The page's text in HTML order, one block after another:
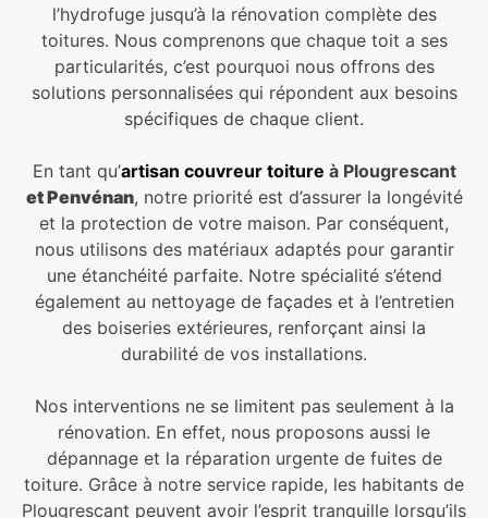
l’hydrofuge jusqu’à la rénovation complète des
toitures. Nous comprenons que chaque toit a ses
particularités, c’est pourquoi nous offrons des
solutions personnalisées qui répondent aux besoins
spécifiques de chaque client.
En tant qu’artisan couvreur toiture à Plougrescant
et Penvénan, notre priorité est d’assurer la longévité
et la protection de votre maison. Par conséquent,
nous utilisons des matériaux adaptés pour garantir
une étanchéité parfaite. Notre spécialité s’étend
également au nettoyage de façades et à l’entretien
des boiseries extérieures, renforçant ainsi la
durabilité de vos installations.
Nos interventions ne se limitent pas seulement à la
rénovation. En effet, nous proposons aussi le
dépannage et la réparation urgente de fuites de
toiture. Grâce à notre service rapide, les habitants de
Plougrescant peuvent avoir l’esprit tranquille lorsqu’ils